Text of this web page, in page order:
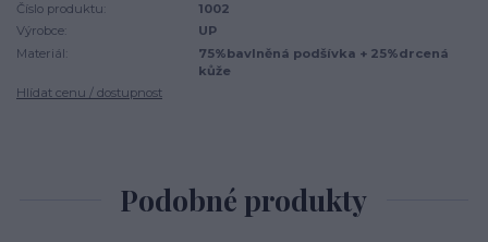
Číslo produktu:
1002
Výrobce:
UP
Materiál:
75%bavlněná podšívka + 25%drcená
kůže
Hlídat cenu / dostupnost
Podobné produkty